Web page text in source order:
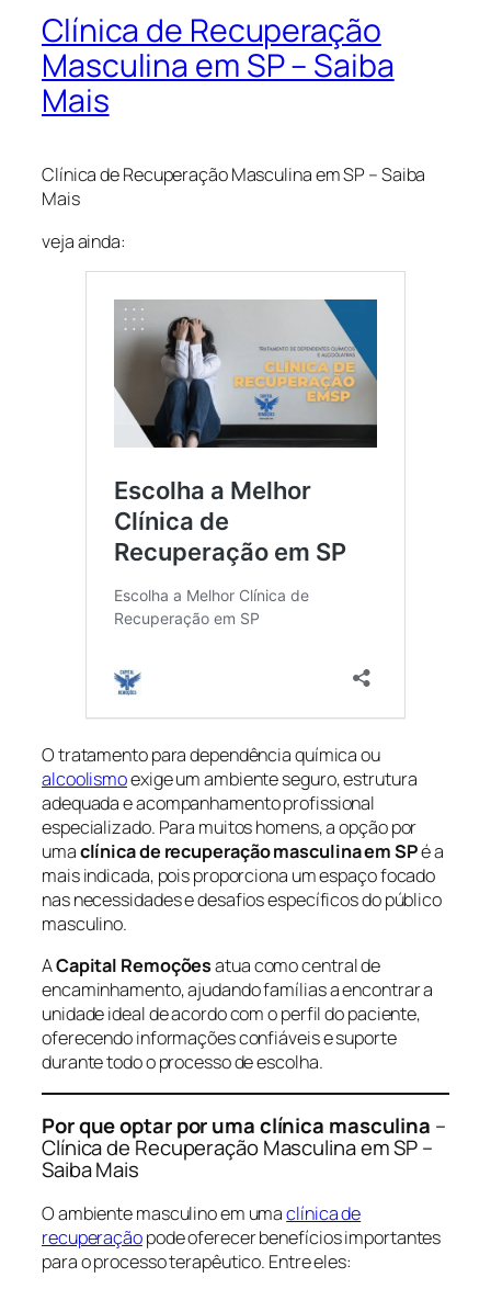
Clínica de Recuperação
Masculina em SP – Saiba
Mais
Clínica de Recuperação Masculina em SP – Saiba
Mais
veja ainda:
O tratamento para dependência química ou
alcoolismoexige um ambiente seguro, estrutura
adequada e acompanhamento profissional
especializado. Para muitos homens, a opção por
umaclínica de recuperação masculina em SPé a
mais indicada, pois proporciona um espaço focado
nas necessidades e desafios específicos do público
masculino.
ACapital Remoçõesatua como central de
encaminhamento, ajudando famílias a encontrar a
unidade ideal de acordo com o perfil do paciente,
oferecendo informações confiáveis e suporte
durante todo o processo de escolha.
Por que optar por uma clínica masculina –
Clínica de Recuperação Masculina em SP –
Saiba Mais
O ambiente masculino em umaclínica de
recuperaçãopode oferecer benefícios importantes
para o processo terapêutico. Entre eles: